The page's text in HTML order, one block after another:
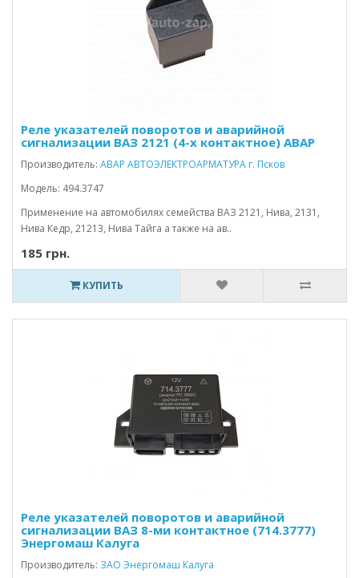
Реле указателей поворотов и аварийной
сигнализации ВАЗ 2121 (4-х контактное) АВАР
Производитель: АВАР АВТОЭЛЕКТРОАРМАТУРА г. Псков
Модель: 494.3747
Применение на автомобилях семейства ВАЗ 2121, Нива, 2131,
Нива Кедр, 21213, Нива Тайга а также на ав..
185 грн.
КУПИТЬ
Реле указателей поворотов и аварийной
сигнализации ВАЗ 8-ми контактное (714.3777)
Энергомаш Калуга
Производитель: ЗАО Энергомаш Калуга